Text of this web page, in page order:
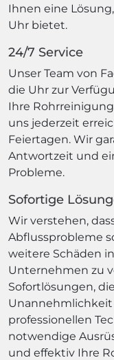
Ihnen eine
Uhr bietet.
24/7 Service
Unser Team von
die Uhr zur
Ihre
uns jederzeit
Feiertagen. Wir
Antwortzeit und
Probleme.
Sofortige
Wir verstehen,
Abflussprobleme
weitere Schäden
Unternehmen zu
Sofortlösungen,
Unannehmlichkeit
professionellen
notwendige
und effektiv Ihre